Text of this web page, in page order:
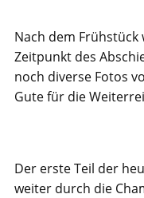
Nach dem
Zeitpunkt des
noch diverse Fotos
Gute für die
Der erste Teil der
weiter durch die